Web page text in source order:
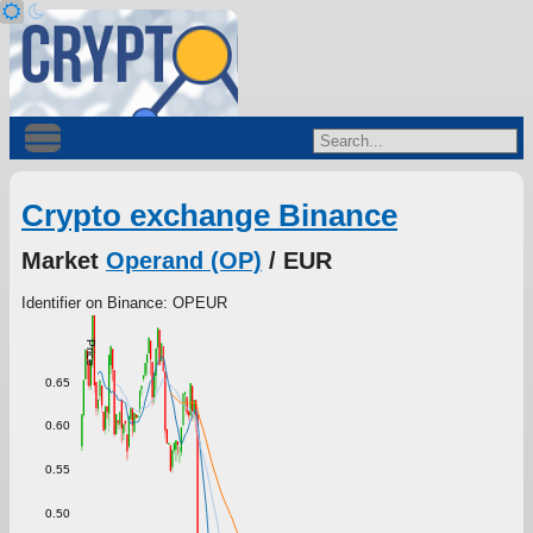
Crypto exchange Binance
Market Operand (OP) / EUR
Identifier on Binance: OPEUR
Price
0.50
0.55
0.60
0.65